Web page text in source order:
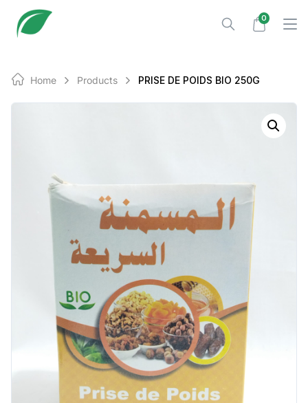
0
Home Products PRISE DE POIDS BIO 250G